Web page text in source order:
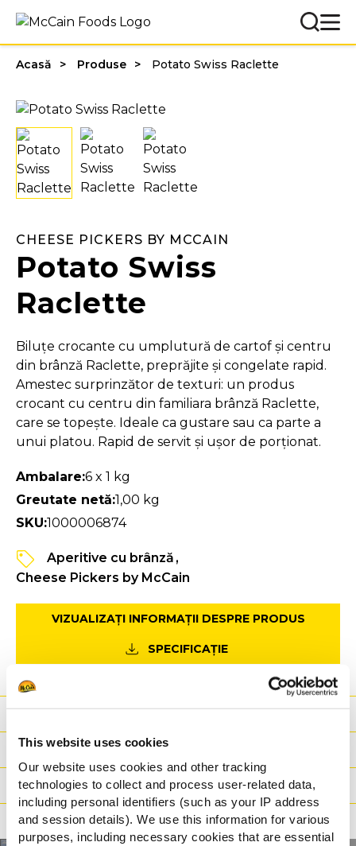
This website uses cookies
Our website uses cookies and other tracking
technologies to collect and process user-related data,
including personal identifiers (such as your IP address
and session details). We use this information for various
purposes, including necessary cookies that are essential
Acasă Produse Potato Swiss Raclette
CHEESE PICKERS BY MCCAIN
Potato Swiss
Raclette
Biluțe crocante cu umplutură de cartof și centru
din brânză Raclette, preprăjite și congelate rapid.
Amestec surprinzător de texturi: un produs
crocant cu centru din familiara brânză Raclette,
care se topește. Ideale ca gustare sau ca parte a
unui platou. Rapid de servit și ușor de porționat.
Ambalare:6 x 1 kg
Greutate netă:1,00 kg
SKU:1000006874
Aperitive cu brânză
Cheese Pickers by McCain
VIZUALIZAȚI INFORMAȚII DESPRE PRODUS
SPECIFICAȚIE
Nutriție
Ingrediente
Greutate/ Logistică
Metodă de preparare